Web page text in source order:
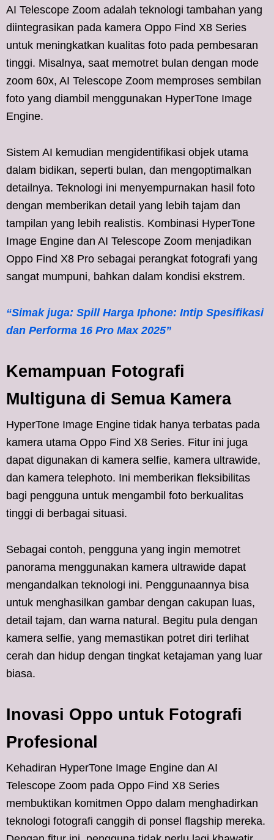
AI Telescope Zoom adalah teknologi tambahan yang
diintegrasikan pada kamera Oppo Find X8 Series
untuk meningkatkan kualitas foto pada pembesaran
tinggi. Misalnya, saat memotret bulan dengan mode
zoom 60x, AI Telescope Zoom memproses sembilan
foto yang diambil menggunakan HyperTone Image
Engine.
Sistem AI kemudian mengidentifikasi objek utama
dalam bidikan, seperti bulan, dan mengoptimalkan
detailnya. Teknologi ini menyempurnakan hasil foto
dengan memberikan detail yang lebih tajam dan
tampilan yang lebih realistis. Kombinasi HyperTone
Image Engine dan AI Telescope Zoom menjadikan
Oppo Find X8 Pro sebagai perangkat fotografi yang
sangat mumpuni, bahkan dalam kondisi ekstrem.
“Simak juga: Spill Harga Iphone: Intip Spesifikasi
dan Performa 16 Pro Max 2025”
Kemampuan Fotografi
Multiguna di Semua Kamera
HyperTone Image Engine tidak hanya terbatas pada
kamera utama Oppo Find X8 Series. Fitur ini juga
dapat digunakan di kamera selfie, kamera ultrawide,
dan kamera telephoto. Ini memberikan fleksibilitas
bagi pengguna untuk mengambil foto berkualitas
tinggi di berbagai situasi.
Sebagai contoh, pengguna yang ingin memotret
panorama menggunakan kamera ultrawide dapat
mengandalkan teknologi ini. Penggunaannya bisa
untuk menghasilkan gambar dengan cakupan luas,
detail tajam, dan warna natural. Begitu pula dengan
kamera selfie, yang memastikan potret diri terlihat
cerah dan hidup dengan tingkat ketajaman yang luar
biasa.
Inovasi Oppo untuk Fotografi
Profesional
Kehadiran HyperTone Image Engine dan AI
Telescope Zoom pada Oppo Find X8 Series
membuktikan komitmen Oppo dalam menghadirkan
teknologi fotografi canggih di ponsel flagship mereka.